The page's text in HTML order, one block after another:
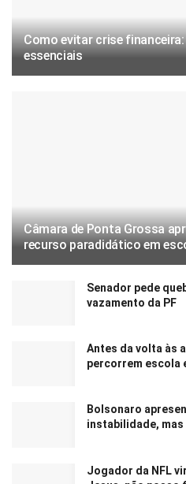
Como evitar crise
essenciais
Câmara de Ponta Grossa
recurso paradidático em
Senador pede
vazamento da PF
Antes da volta às
percorrem escola
Bolsonaro
instabilidade, mas
Jogador da NFL